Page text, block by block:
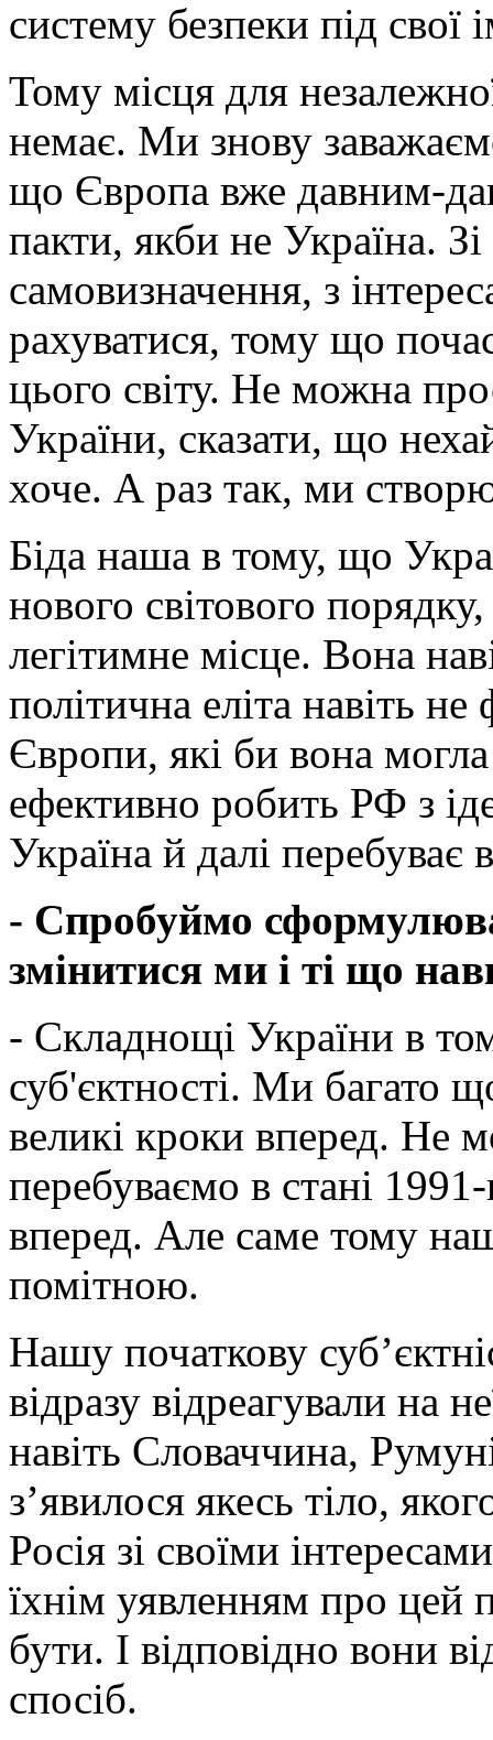
систему безпеки під свої
Тому місця для
немає. Ми знову
що Європа вже давним-
пакти, якби не Україна.
самовизначення, з
рахуватися, тому що
цього світу. Не можна
України, сказати, що
хоче. А раз так, ми
Біда наша в тому, що
нового світового
легітимне місце. Вона
політична еліта навіть
Європи, які би вона
ефективно робить РФ з
Україна й далі
- Спробуймо
змінитися ми і ті що
- Складнощі України в
суб'єктності. Ми багато
великі кроки вперед. Не
перебуваємо в стані
вперед. Але саме тому
помітною.
Нашу початкову
відразу відреагували
навіть Словаччина,
з’явилося якесь тіло,
Росія зі своїми
їхнім уявленням про цей
бути. І відповідно вони
спосіб.